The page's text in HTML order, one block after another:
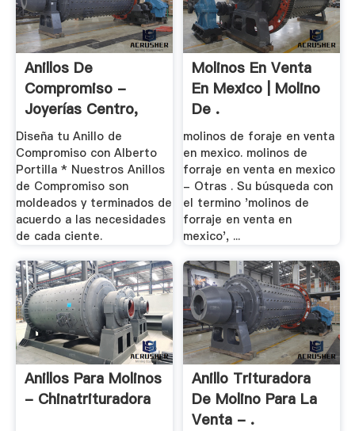
Anillos De
Compromiso -
Joyerías Centro,
México .
Diseña tu Anillo de
Compromiso con Alberto
Portilla * Nuestros Anillos
de Compromiso son
moldeados y terminados de
acuerdo a las necesidades
de cada ciente.
Molinos En Venta
En Mexico | Molino
De .
molinos de foraje en venta
en mexico. molinos de
forraje en venta en mexico
- Otras . Su búsqueda con
el termino 'molinos de
forraje en venta en
mexico', ...
Anillos Para Molinos
- Chinatrituradora
Anillo Trituradora
De Molino Para La
Venta - .